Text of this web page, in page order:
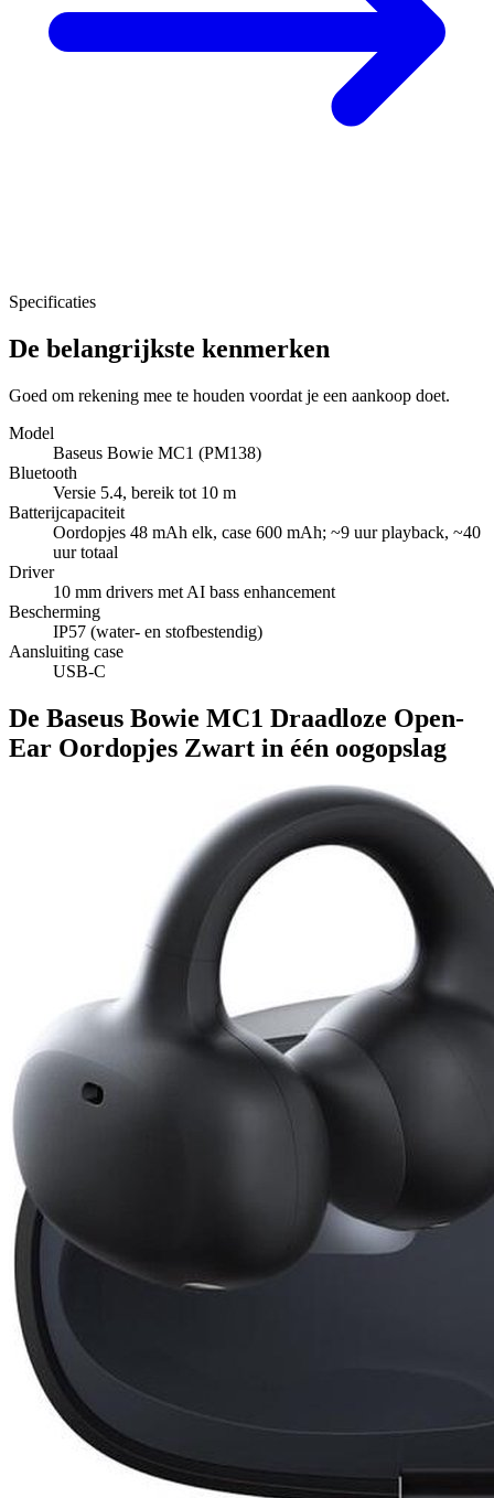
Specificaties
De belangrijkste kenmerken
Goed om rekening mee te houden voordat je een aankoop doet.
Model
Baseus Bowie MC1 (PM138)
Bluetooth
Versie 5.4, bereik tot 10 m
Batterijcapaciteit
Oordopjes 48 mAh elk, case 600 mAh; ~9 uur playback, ~40
uur totaal
Driver
10 mm drivers met AI bass enhancement
Bescherming
IP57 (water- en stofbestendig)
Aansluiting case
USB-C
De Baseus Bowie MC1 Draadloze Open-
Ear Oordopjes Zwart in één oogopslag